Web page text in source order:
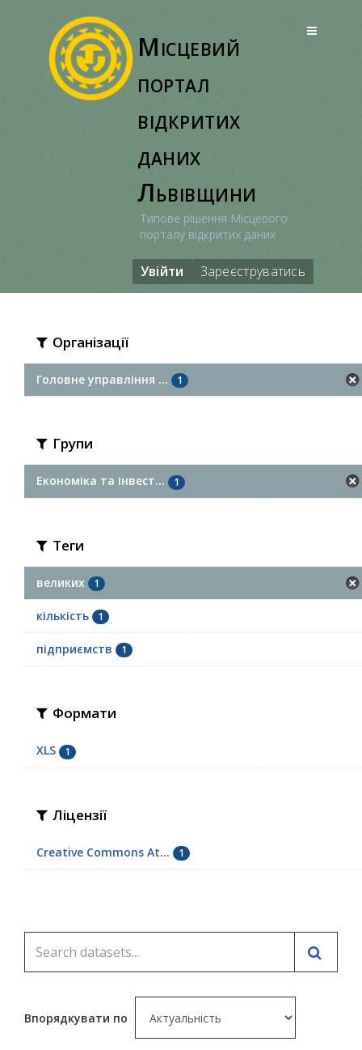
Місцевий
портал
відкритих
даних
Львівщини
Типове рішення Місцевого
порталу відкритих даних
Увійти Зареєструватись
Організації
Головне управління ... 1
Групи
Економіка та інвест... 1
Теги
великих 1
кількість 1
підприємств 1
Формати
XLS 1
Ліцензії
Creative Commons At... 1
Впорядкувати по